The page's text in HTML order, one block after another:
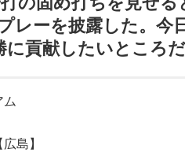
レーを披露した。今
貢献したいところだ
ム
島】